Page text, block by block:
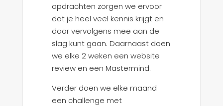
opdrachten zorgen we ervoor
dat je heel veel kennis krijgt en
daar vervolgens mee aan de
slag kunt gaan. Daarnaast doen
we elke 2 weken een website
review en een Mastermind.
Verder doen we elke maand
een challenge met